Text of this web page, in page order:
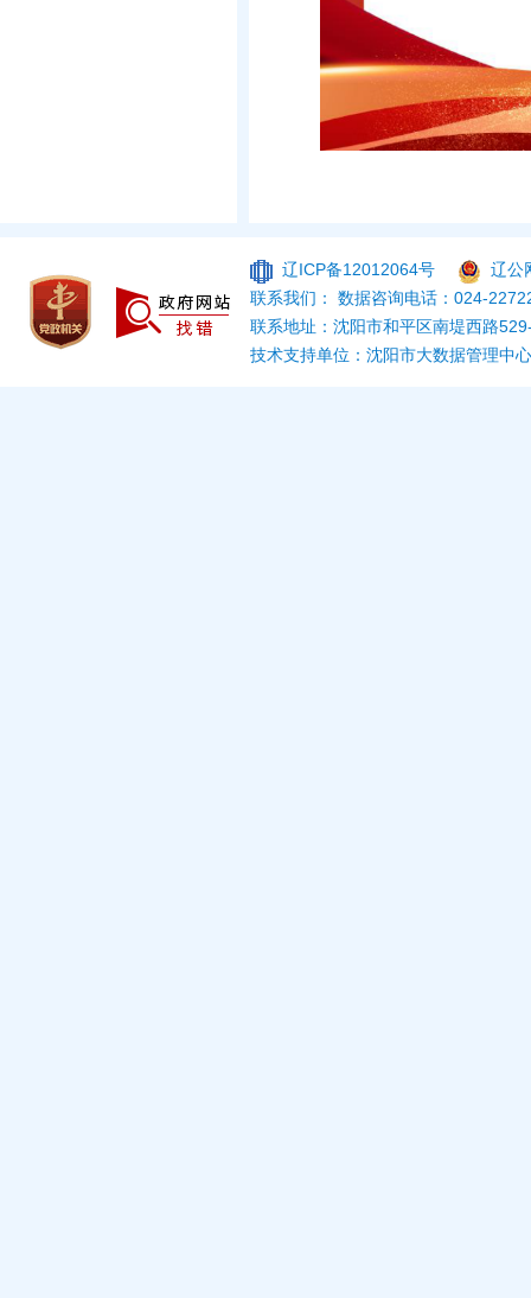
辽ICP备12012064号
辽公
联系我们： 数据咨询电话：024-
联系地址：沈阳市和平区南堤西路
技术支持单位：沈阳市大数据管理中